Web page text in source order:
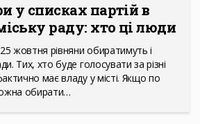
у списках партій в
раду: хто ці люди
жовтня рівняни обиратимуть і
Тих, хто буде голосувати за різні
має владу у місті. Якщо по
обирати…